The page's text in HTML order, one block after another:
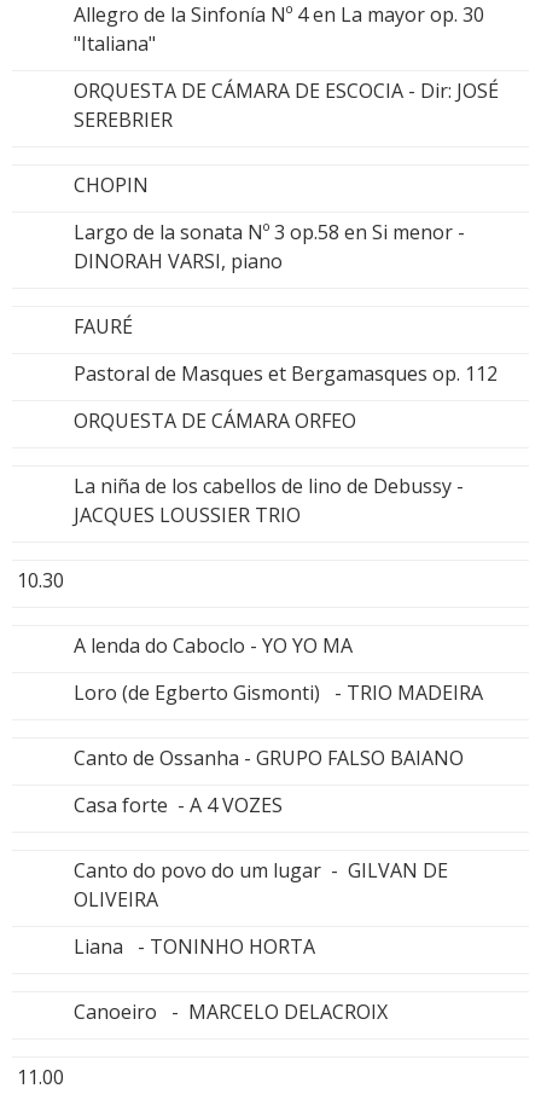
Allegro de la Sinfonía Nº 4 en La mayor op. 30
"Italiana"
ORQUESTA DE CÁMARA DE ESCOCIA - Dir: JOSÉ
SEREBRIER
CHOPIN
Largo de la sonata Nº 3 op.58 en Si menor -
DINORAH VARSI, piano
FAURÉ
Pastoral de Masques et Bergamasques op. 112
ORQUESTA DE CÁMARA ORFEO
La niña de los cabellos de lino de Debussy -
JACQUES LOUSSIER TRIO
10.30
A lenda do Caboclo - YO YO MA
Loro (de Egberto Gismonti) - TRIO MADEIRA
Canto de Ossanha - GRUPO FALSO BAIANO
Casa forte - A 4 VOZES
Canto do povo do um lugar - GILVAN DE
OLIVEIRA
Liana - TONINHO HORTA
Canoeiro - MARCELO DELACROIX
11.00